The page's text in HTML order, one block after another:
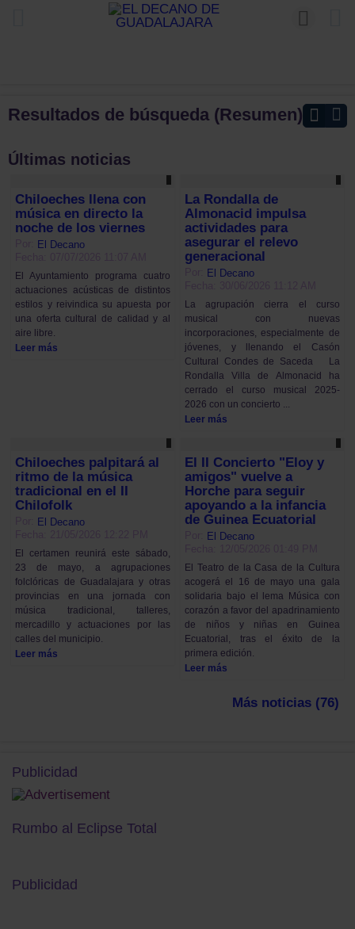
Resultados de búsqueda (Resumen)
Últimas noticias
Chiloeches llena con
música en directo la
noche de los viernes
El Decano
El Ayuntamiento programa cuatro
actuaciones acústicas de distintos
estilos y reivindica su apuesta por
una oferta cultural de calidad y al
aire libre.
Leer más
La Rondalla de
Almonacid impulsa
actividades para
asegurar el relevo
generacional
El Decano
La agrupación cierra el curso
musical con nuevas
incorporaciones, especialmente de
jóvenes, y llenando el Casón
Cultural Condes de Saceda La
Rondalla Villa de Almonacid ha
cerrado el curso musical 2025-
2026 con un concierto ...
Leer más
Chiloeches palpitará al
ritmo de la música
tradicional en el II
Chilofolk
El Decano
El certamen reunirá este sábado,
23 de mayo, a agrupaciones
folclóricas de Guadalajara y otras
provincias en una jornada con
música tradicional, talleres,
mercadillo y actuaciones por las
calles del municipio.
Leer más
El II Concierto "Eloy y
amigos" vuelve a
Horche para seguir
apoyando a la infancia
de Guinea Ecuatorial
El Decano
El Teatro de la Casa de la Cultura
acogerá el 16 de mayo una gala
solidaria bajo el lema Música con
corazón a favor del apadrinamiento
de niños y niñas en Guinea
Ecuatorial, tras el éxito de la
primera edición.
Leer más
Más noticias (76)
Publicidad
Rumbo al Eclipse Total
Publicidad